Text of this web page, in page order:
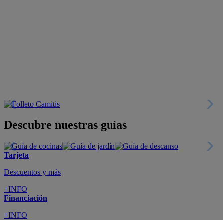
Descubre nuestras guías
Tarjeta
Descuentos y más
+INFO
Financiación
+INFO